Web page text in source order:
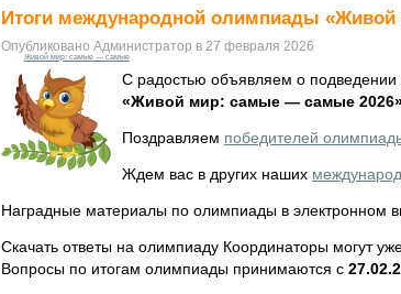
Итоги международной олимпиады
Опубликовано Администратор в 27 февраля 2026
Живой мир: самые — самые
С радостью объявляем о подведении
«Живой мир: самые — самые
Поздравляем победителей
Ждем вас в других наших
Наградные материалы по олимпиады в электронном
Скачать ответы на олимпиаду Координаторы могут уже
Вопросы по итогам олимпиады принимаются с